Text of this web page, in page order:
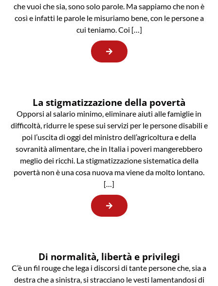
che vuoi che sia, sono solo parole. Ma sappiamo che non è
così e infatti le parole le misuriamo bene, con le persone a
cui teniamo. Coi […]
La stigmatizzazione della povertà
Opporsi al salario minimo, eliminare aiuti alle famiglie in
difficoltà, ridurre le spese sui servizi per le persone disabili e
poi l’uscita di oggi del ministro dell’agricoltura e della
sovranità alimentare, che in Italia i poveri mangerebbero
meglio dei ricchi. La stigmatizzazione sistematica della
povertà non è una cosa nuova ma viene da molto lontano.
[…]
Di normalità, libertà e privilegi
C’è un fil rouge che lega i discorsi di tante persone che, sia a
destra che a sinistra, si stracciano le vesti lamentandosi di